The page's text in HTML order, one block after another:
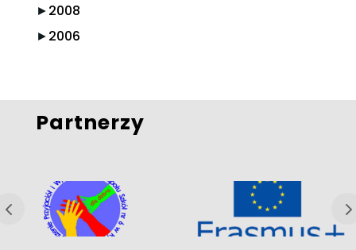
►2008
►2006
Partnerzy